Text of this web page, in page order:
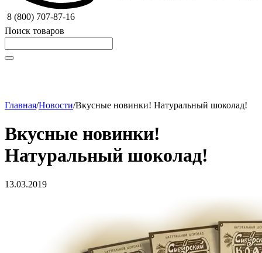
8 (800) 707-87-16
Поиск товаров
Главная/Новости/Вкусные новинки! Натуральный шоколад!
Вкусные новинки!
Натуральный шоколад!
13.03.2019